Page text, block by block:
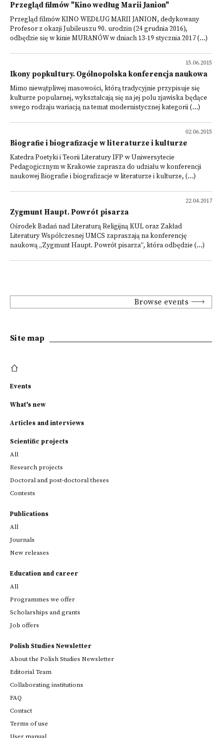
Przegląd filmów "Kino według Marii Janion"
Przegląd filmów KINO WEDŁUG MARII JANION, dedykowany
Profesor z okazji Jubileuszu 90. urodzin (24 grudnia 2016),
odbędzie się w kinie MURANÓW w dniach 13-19 stycznia 2017 (...)
15.06.2015
Ikony popkultury. Ogólnopolska konferencja naukowa
Mimo niewątpliwej masowości, którą tradycyjnie przypisuje się
kulturze popularnej, wykształcają się na jej polu zjawiska będące
swego rodzaju wariacją na temat modernistycznej kategorii (...)
02.06.2015
Biografie i biografizacje w literaturze i kulturze
Katedra Poetyki i Teorii Literatury IFP w Uniwersytecie
Pedagogicznym w Krakowie zaprasza do udziału w konferencji
naukowej Biografie i biografizacje w literaturze i kulturze, (...)
22.04.2017
Zygmunt Haupt. Powrót pisarza
Ośrodek Badań nad Literaturą Religijną KUL oraz Zakład
Literatury Współczesnej UMCS zapraszają na konferencję
naukową „Zygmunt Haupt. Powrót pisarza”, która odbędzie (...)
Browse events
Site map
Events
What's new
Articles and interviews
Scientific projects
All
Research projects
Doctoral and post-doctoral theses
Contests
Publications
All
Journals
New releases
Education and career
All
Programmes we offer
Scholarships and grants
Job offers
Polish Studies Newsletter
About the Polish Studies Newsletter
Editorial Team
Collaborating institutions
FAQ
Contact
Terms of use